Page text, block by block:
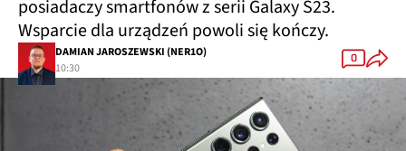
Wsparcie dla urządzeń powoli się kończy.
DAMIAN JAROSZEWSKI (NER1O)
10:30
0